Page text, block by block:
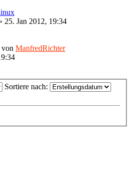
25. Jan 2012, 19:34
von ManfredRichter
Sortiere nach: